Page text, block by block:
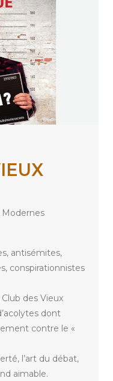
Modernes
antisémites,
conspirationnistes
Club des Vieux
dont
contre le «
l’art du débat,
aimable.